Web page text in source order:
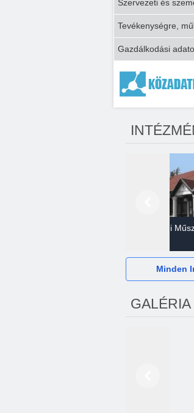
Szervezeti és
Tevékenységre,
Gazdálkodási
Gazdasági
Minden
GALÉRIA